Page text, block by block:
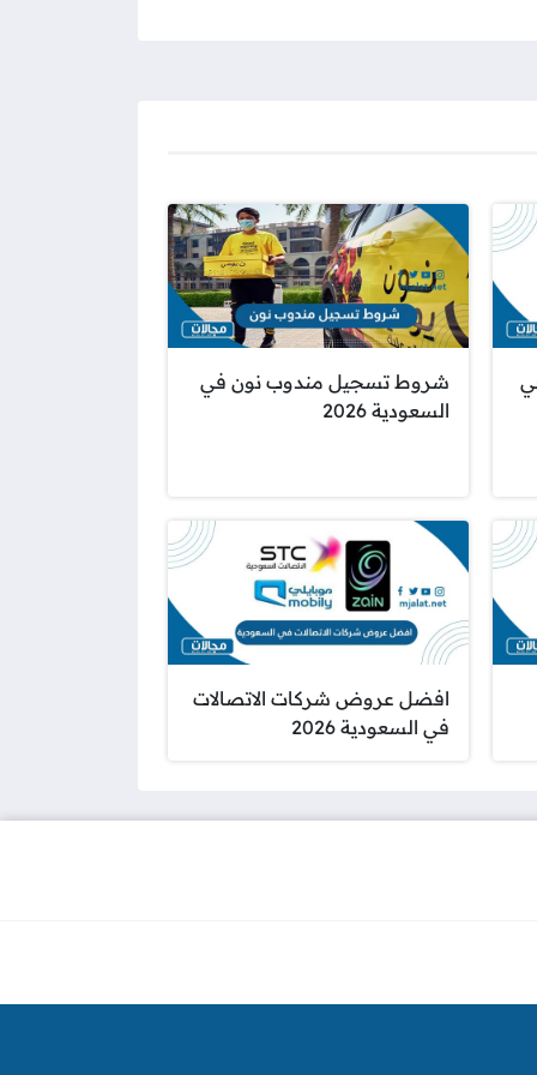
شروط تسجيل مندوب نون في
السعودية 2026
افضل عروض شركات الاتصالات
في السعودية 2026